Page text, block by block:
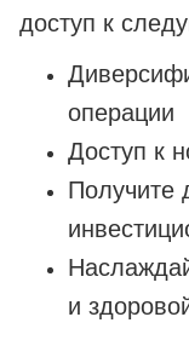
доступ к
операции
Доступ к
Получите
и